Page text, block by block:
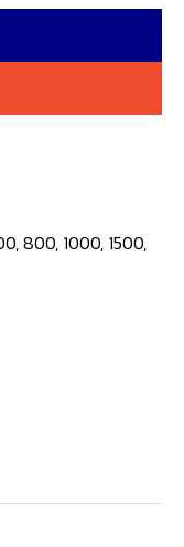
800, 1000, 1500,